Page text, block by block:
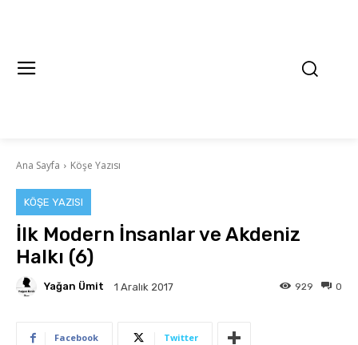
Ana Sayfa Köşe Yazısı
KÖŞE YAZISI
İlk Modern İnsanlar ve Akdeniz
Halkı (6)
Yağan Ümit 1 Aralık 2017 0
929
Facebook Twitter